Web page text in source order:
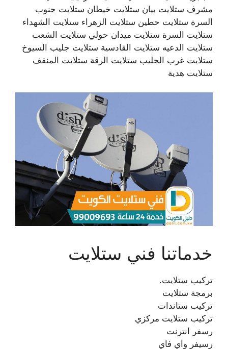
مشرف ستلايت بيان ستلايت خيطان ستلايت جنوب
السرة ستلايت حطين ستلايت الزهراء ستلايت الشهداء
ستلايت السرة ستلايت ميدان حولي ستلايت الشعب
ستلايت الدعيه ستلايت القادسية ستلايت جليب السيوخ
ستلايت غرب الجليب ستلايت الرقة ستلايت المنقف
ستلايت هدية
خدماتنا فني ستلايت
تركيب ستلايت.
برمجة ستلايت
تركيب ستاندات
تركيب ستلايت مركزي
رسفر انترنت
رسيفر واي فاي